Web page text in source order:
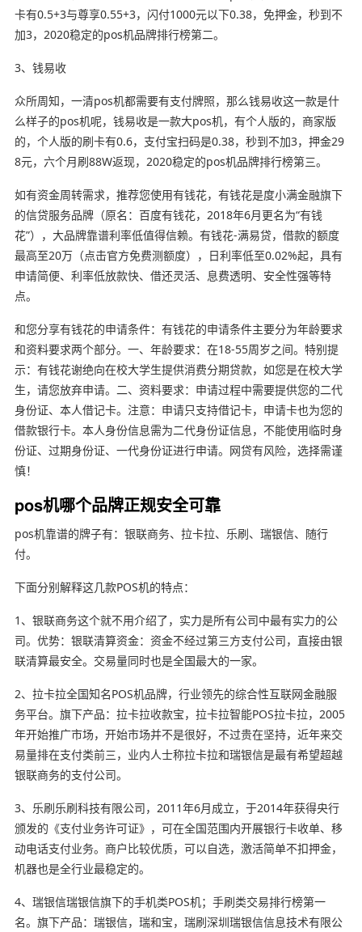
卡有0.5+3与尊享0.55+3，闪付1000元以下0.38，免押金，秒到不
加3，2020稳定的pos机品牌排行榜第二。
3、钱易收
众所周知，一清pos机都需要有支付牌照，那么钱易收这一款是什
么样子的pos机呢，钱易收是一款大pos机，有个人版的，商家版
的，个人版的刷卡有0.6，支付宝扫码是0.38，秒到不加3，押金29
8元，六个月刷88W返现，2020稳定的pos机品牌排行榜第三。
如有资金周转需求，推荐您使用有钱花，有钱花是度小满金融旗下
的信贷服务品牌（原名：百度有钱花，2018年6月更名为“有钱
花”），大品牌靠谱利率低值得信赖。有钱花-满易贷，借款的额度
最高至20万（点击官方免费测额度），日利率低至0.02%起，具有
申请简便、利率低放款快、借还灵活、息费透明、安全性强等特
点。
和您分享有钱花的申请条件：有钱花的申请条件主要分为年龄要求
和资料要求两个部分。一、年龄要求：在18-55周岁之间。特别提
示：有钱花谢绝向在校大学生提供消费分期贷款，如您是在校大学
生，请您放弃申请。二、资料要求：申请过程中需要提供您的二代
身份证、本人借记卡。注意：申请只支持借记卡，申请卡也为您的
借款银行卡。本人身份信息需为二代身份证信息，不能使用临时身
份证、过期身份证、一代身份证进行申请。网贷有风险，选择需谨
慎！
pos机哪个品牌正规安全可靠
pos机靠谱的牌子有：银联商务、拉卡拉、乐刷、瑞银信、随行
付。
下面分别解释这几款POS机的特点：
1、银联商务这个就不用介绍了，实力是所有公司中最有实力的公
司。优势：银联清算资金：资金不经过第三方支付公司，直接由银
联清算最安全。交易量同时也是全国最大的一家。
2、拉卡拉全国知名POS机品牌，行业领先的综合性互联网金融服
务平台。旗下产品：拉卡拉收款宝，拉卡拉智能POS拉卡拉，2005
年开始推广市场，开始市场并不是很好，不过贵在坚持，近年来交
易量排在支付类前三，业内人士称拉卡拉和瑞银信是最有希望超越
银联商务的支付公司。
3、乐刷乐刷科技有限公司，2011年6月成立，于2014年获得央行
颁发的《支付业务许可证》，可在全国范围内开展银行卡收单、移
动电话支付业务。商户比较优质，可以自选，激活简单不扣押金，
机器也是全行业最稳定的。
4、瑞银信瑞银信旗下的手机类POS机；手刷类交易排行榜第一
名。旗下产品：瑞银信，瑞和宝，瑞刷深圳瑞银信信息技术有限公